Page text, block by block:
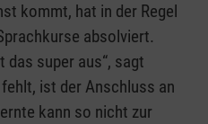
kommt, hat in der Regel
absolviert.
das super aus“, sagt
ist der Anschluss an
kann so nicht zur